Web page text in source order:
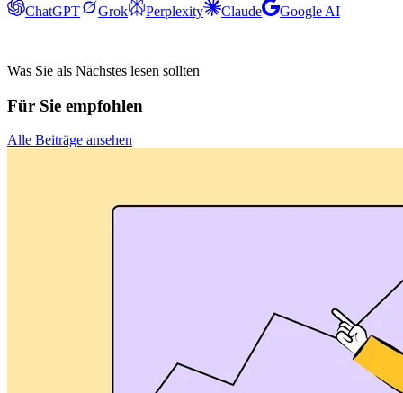
ChatGPT
Grok Perplexity Claude Google AI
Was Sie als Nächstes lesen sollten
Für Sie empfohlen
Alle Beiträge ansehen